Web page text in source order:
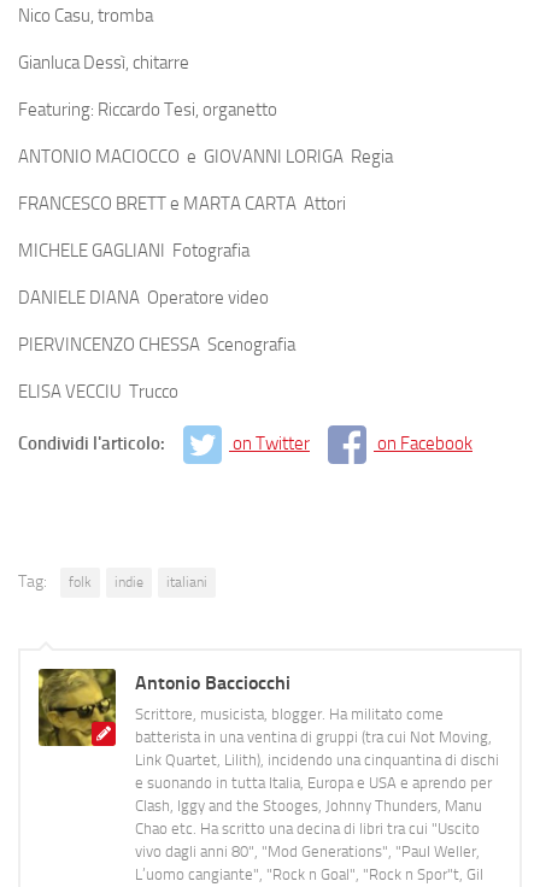
Nico Casu, tromba
Gianluca Dessì, chitarre
Featuring: Riccardo Tesi, organetto
ANTONIO MACIOCCO e GIOVANNI LORIGA Regia
FRANCESCO BRETT e MARTA CARTA Attori
MICHELE GAGLIANI Fotografia
DANIELE DIANA Operatore video
PIERVINCENZO CHESSA Scenografia
ELISA VECCIU Trucco
Condividi l'articolo: on Twitter on Facebook
Tag: folk indie italiani
Antonio Bacciocchi
Scrittore, musicista, blogger. Ha militato come
batterista in una ventina di gruppi (tra cui Not Moving,
Link Quartet, Lilith), incidendo una cinquantina di dischi
e suonando in tutta Italia, Europa e USA e aprendo per
Clash, Iggy and the Stooges, Johnny Thunders, Manu
Chao etc. Ha scritto una decina di libri tra cui "Uscito
vivo dagli anni 80", "Mod Generations", "Paul Weller,
L’uomo cangiante", "Rock n Goal", "Rock n Spor"t, Gil